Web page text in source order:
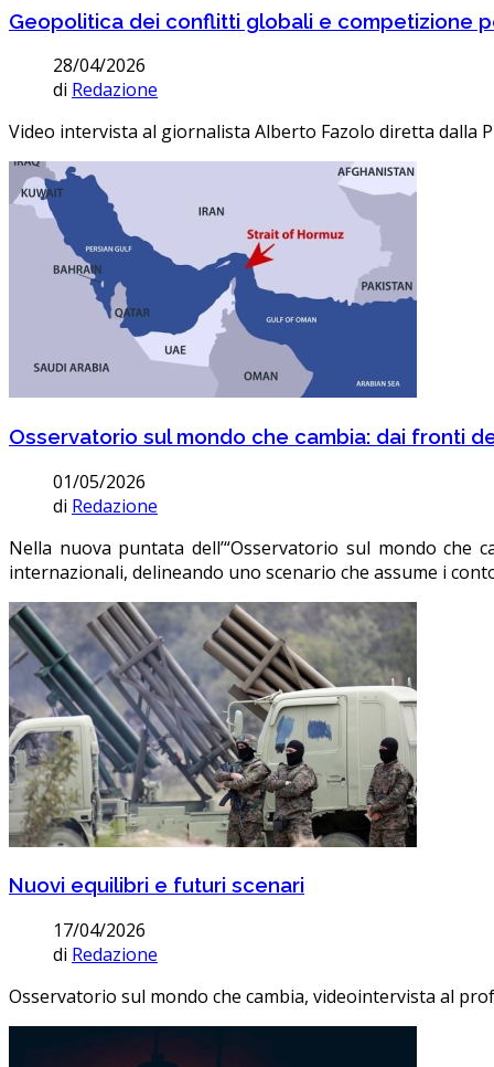
Geopolitica dei conflitti globali e competizione
28/04/2026
di Redazione
Video intervista al giornalista Alberto Fazolo diretta dalla
Osservatorio sul mondo che cambia: dai fronti
01/05/2026
di Redazione
Nella nuova puntata dell’“Osservatorio sul mondo
internazionali, delineando uno scenario che assume i
Nuovi equilibri e futuri scenari
17/04/2026
di Redazione
Osservatorio sul mondo che cambia, videointervista al